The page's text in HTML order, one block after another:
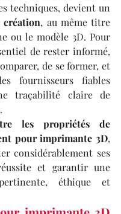
création, au même titre
ou le modèle 3D. Pour
de rester informé,
de se former, et
fournisseurs fiables
traçabilité claire de
les propriétés de
pour imprimante 3D,
considérablement ses
et garantir une
éthique et